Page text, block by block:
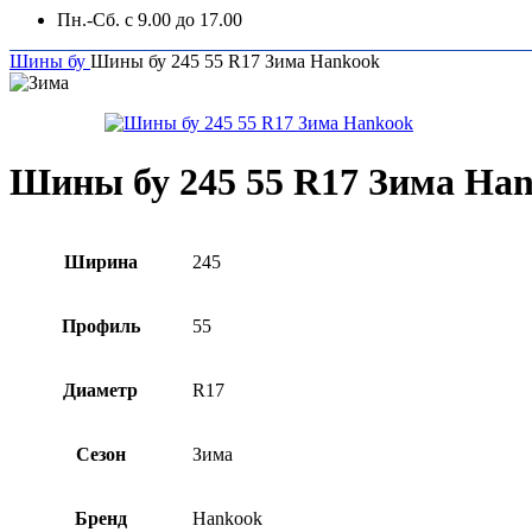
Пн.-Сб. с 9.00 до 17.00
Шины бу Шины бу 245 55 R17 Зима Hankook
Шины бу 245 55 R17 Зима
Ширина 245
Профиль 55
Диаметр R17
Сезон Зима
Бренд Hankook